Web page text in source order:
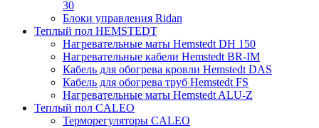
30
Блоки управления Ridan
Теплый пол HEMSTEDT
Нагревательные маты Hemstedt DH 150
Нагревательные кабели Hemstedt BR-IM
Кабель для обогрева кровли Hemstedt DAS
Кабель для обогрева труб Hemstedt FS
Нагревательные маты Hemstedt ALU-Z
Теплый пол CALEO
Терморегуляторы CALEO